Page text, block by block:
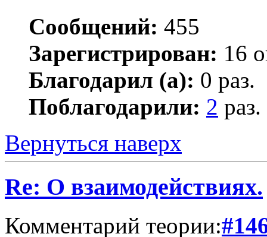
Сообщений: 455
Зарегистрирован: 16
Благодарил (а): 0 раз.
Поблагодарили: 2 раз.
Вернуться наверх
Re: О взаимодействиях.
Комментарий теории: